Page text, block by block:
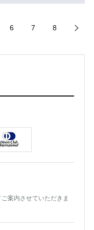
6 7 8
案内させていただきま